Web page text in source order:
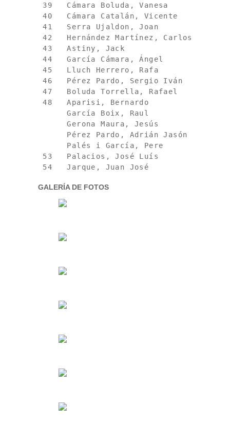
39   Cámara Boluda, Vanesa
40   Cámara Catalán, Vicente
41   Serra Ujaldon, Joan
42   Hernández Martínez, Carlos
43   Astiny, Jack
44   García Cámara, Ángel
45   Lluch Herrero, Rafa
46   Pérez Pardo, Sergio Iván
47   Boluda Torrella, Rafael
48   Aparisi, Bernardo
García Boix, Raul
Gerona Maura, Jesús
Pérez Pardo, Adrián Jasón
Palés i García, Pere
53   Palacios, José Luís
GALERÍA DE FOTOS